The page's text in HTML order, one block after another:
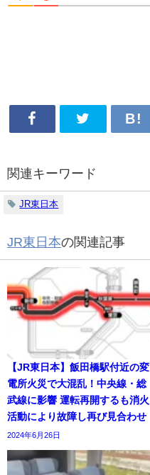
関連キーワード
JR東日本
JR東日本の関連記事
【JR東日本】飯田橋駅付近の変
電所火災で大混乱！中央線・総
武線に影響 運転再開するも消火
活動により故障し再び見合わせ
2024年6月26日